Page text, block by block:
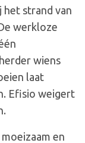
Cosi
het strand van
werkloze
wiens
laat
Efisio weigert
en